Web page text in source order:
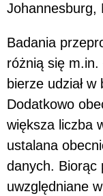
Johannesburg,
Badania
różnią się m.in.
bierze udział
Dodatkowo
większa liczba
ustalana
danych. Biorąc
uwzględniane